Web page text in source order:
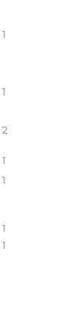
1
1
2
1
1
1
1